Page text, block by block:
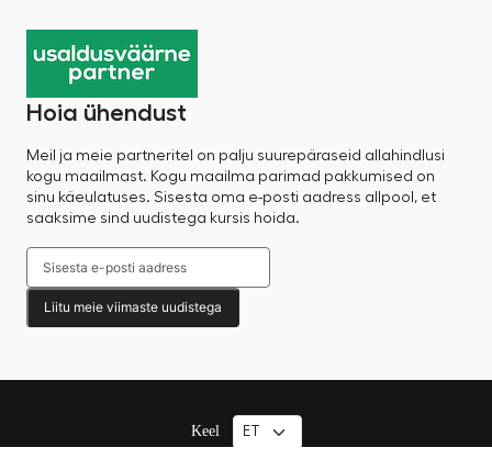
Hoia ühendust
Meil ja meie partneritel on palju suurepäraseid allahindlusi
kogu maailmast. Kogu maailma parimad pakkumised on
sinu käeulatuses. Sisesta oma e-posti aadress allpool, et
saaksime sind uudistega kursis hoida.
Liitu meie viimaste uudistega
Keel